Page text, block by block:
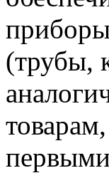
(трубы,